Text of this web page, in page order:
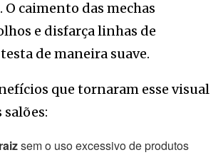
caimento das mechas
e disfarça linhas de
de maneira suave.
que tornaram esse visual
sem o uso excessivo de produtos